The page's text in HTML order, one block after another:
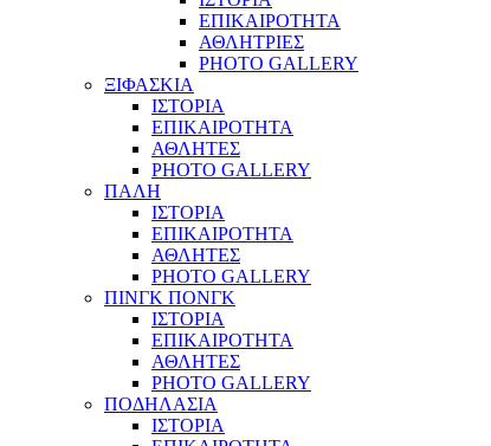
ΕΠΙΚΑΙΡΟΤΗΤΑ
ΑΘΛΗΤΡΙΕΣ
PHOTO GALLERY
ΞΙΦΑΣΚΙΑ
ΙΣΤΟΡΙΑ
ΕΠΙΚΑΙΡΟΤΗΤΑ
ΑΘΛΗΤΕΣ
PHOTO GALLERY
ΠΑΛΗ
ΙΣΤΟΡΙΑ
ΕΠΙΚΑΙΡΟΤΗΤΑ
ΑΘΛΗΤΕΣ
PHOTO GALLERY
ΠΙΝΓΚ ΠΟΝΓΚ
ΙΣΤΟΡΙΑ
ΕΠΙΚΑΙΡΟΤΗΤΑ
ΑΘΛΗΤΕΣ
PHOTO GALLERY
ΠΟΔΗΛΑΣΙΑ
ΙΣΤΟΡΙΑ